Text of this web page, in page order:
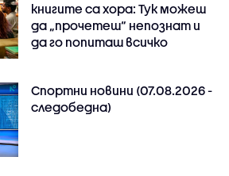
книгите са хора: Тук можеш
да „прочетеш“ непознат и
да го попиташ всичко
Спортни новини (07.08.2026 -
следобедна)